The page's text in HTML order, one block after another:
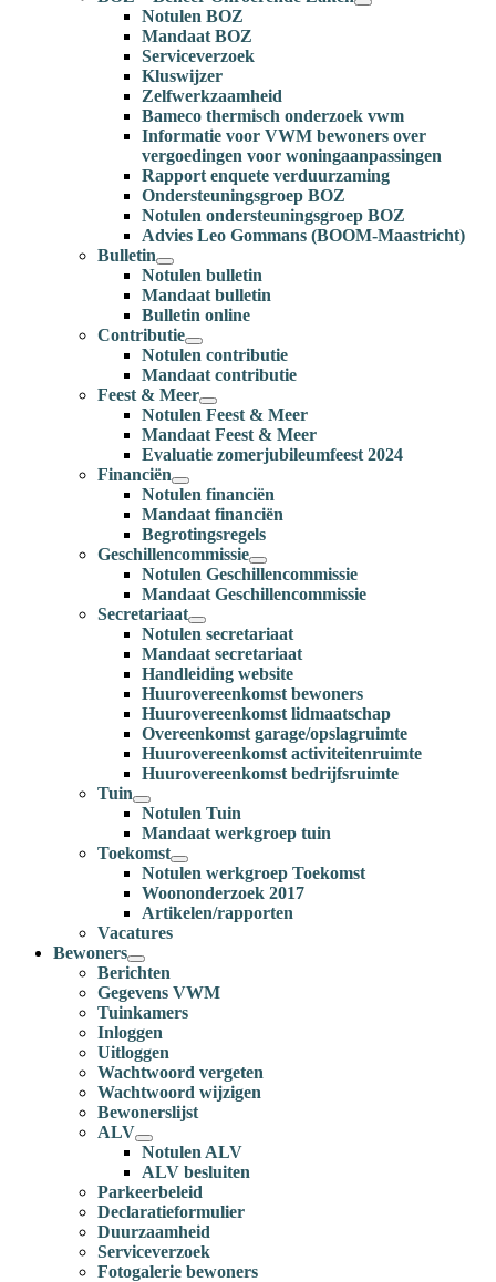
Notulen BOZ
Mandaat BOZ
Serviceverzoek
Kluswijzer
Zelfwerkzaamheid
Bameco thermisch onderzoek vwm
Informatie voor VWM bewoners over
vergoedingen voor woningaanpassingen
Rapport enquete verduurzaming
Ondersteuningsgroep BOZ
Notulen ondersteuningsgroep BOZ
Advies Leo Gommans (BOOM-Maastricht)
Bulletin
Notulen bulletin
Mandaat bulletin
Bulletin online
Contributie
Notulen contributie
Mandaat contributie
Feest & Meer
Notulen Feest & Meer
Mandaat Feest & Meer
Evaluatie zomerjubileumfeest 2024
Financiën
Notulen financiën
Mandaat financiën
Begrotingsregels
Geschillencommissie
Notulen Geschillencommissie
Mandaat Geschillencommissie
Secretariaat
Notulen secretariaat
Mandaat secretariaat
Handleiding website
Huurovereenkomst bewoners
Huurovereenkomst lidmaatschap
Overeenkomst garage/opslagruimte
Huurovereenkomst activiteitenruimte
Huurovereenkomst bedrijfsruimte
Tuin
Notulen Tuin
Mandaat werkgroep tuin
Toekomst
Notulen werkgroep Toekomst
Woononderzoek 2017
Artikelen/rapporten
Vacatures
Bewoners
Berichten
Gegevens VWM
Tuinkamers
Inloggen
Uitloggen
Wachtwoord vergeten
Wachtwoord wijzigen
Bewonerslijst
ALV
Notulen ALV
ALV besluiten
Parkeerbeleid
Declaratieformulier
Duurzaamheid
Serviceverzoek
Fotogalerie bewoners